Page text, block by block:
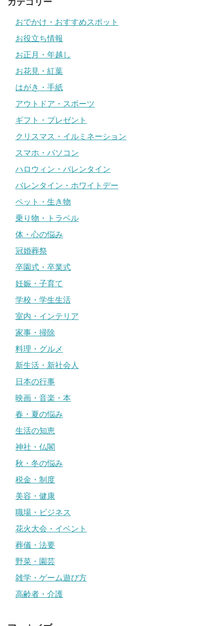
カテゴリー
おでかけ・おすすめスポット
お役立ち情報
お正月・年越し
お花見・紅葉
はがき・手紙
アウトドア・スポーツ
ギフト・プレゼント
クリスマス・イルミネーション
スマホ・パソコン
ハロウィン・バレンタイン
バレンタイン・ホワイトデー
ペット・生き物
乗り物・トラベル
体・心の悩み
冠婚葬祭
卒園式・卒業式
妊娠・子育て
学校・学生生活
室内・インテリア
家事・掃除
料理・グルメ
新生活・新社会人
日本の行事
映画・音楽・本
春・夏の悩み
生活の知恵
神社・仏閣
秋・冬の悩み
税金・制度
美容・健康
職場・ビジネス
花火大会・イベント
葬儀・法要
野菜・園芸
雑学・ゲーム遊び方
高齢者・介護